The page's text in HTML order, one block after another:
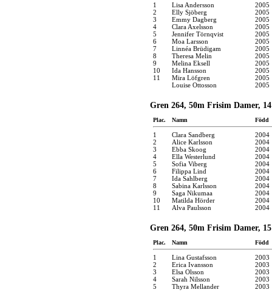
1 Lisa Andersson
2005
2
Elly Sjöberg
2005
3
Emmy Dagberg
2005
4
Clara Axelsson
2005
5
Jennifer Törnqvist
2005
6
Moa Larsson
2005
7
Linnéa Brüdigam
2005
8
Theresa Melin
2005
9
Melina Eksell
2005
10
Ida Hansson
2005
11
Mira Löfgren
2005
Louise Ottosson
2005
Gren 264, 50m Frisim Damer,
Plac. Namn Född
1 Clara Sandberg
2004
2
Alice Karlsson
2004
3
Ebba Skoog
2004
4
Ella Westerlund
2004
5
Sofia Viberg
2004
6
Filippa Lind
2004
7
Ida Sahlberg
2004
8
Sabina Karlsson
2004
9
Saga Nikumaa
2004
10
Matilda Hörder
2004
11
Alva Paulsson 2004
Gren 264, 50m Frisim Damer,
Plac. Namn Född
1 Lina Gustafsson
2003
2
Erica Ivansson
2003
3
Elsa Olsson
2003
4
Sarah Nilsson
2003
5
Thyra Mellander 2003